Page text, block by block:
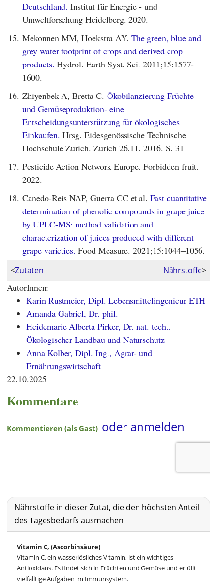
Deutschland. Institut für Energie - und
Umweltforschung Heidelberg. 2020.
15. Mekonnen MM, Hoekstra AY. The green, blue and
grey water footprint of crops and derived crop
products. Hydrol. Earth Syst. Sci. 2011;15:1577-
1600.
16. Zhiyenbek A, Bretta C. Ökobilanzierung Früchte-
und Gemüseproduktion- eine
Entscheidungsunterstützung für ökologisches
Einkaufen. Hrsg. Eidesgenössische Technische
Hochschule Zürich. Zürich 26.11. 2016. S. 31
17. Pesticide Action Network Europe. Forbidden fruit.
2022.
18. Canedo-Reis NAP, Guerra CC et al.Fast quantitative
determination of phenolic compounds in grape juice
by UPLC-MS: method validation and
characterization of juices produced with different
grape varieties. Food Measure. 2021;15:1044–1056.
<Zutaten Nährstoffe>
AutorInnen:
Karin Rustmeier, Dipl. Lebensmittelingenieur ETH
Amanda Gabriel, Dr. phil.
Heidemarie Alberta Pirker, Dr. nat. tech.,
Ökologischer Landbau und Naturschutz
Anna Kolber, Dipl. Ing., Agrar- und
Ernährungswirtschaft
22.10.2025
Kommentare
Nährstoffe in dieser Zutat, die den höchsten Anteil
des Tagesbedarfs ausmachen
Vitamin C, (Ascorbinsäure)
Vitamin C, ein wasserlösliches Vitamin, ist ein wichtiges
Antioxidans. Es findet sich in Früchten und Gemüse und erfüllt
vielfälltige Aufgaben im Immunsystem.